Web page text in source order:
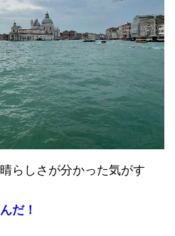
らしさが分かった気がす
だ！